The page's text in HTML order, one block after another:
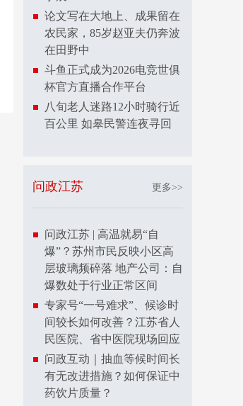
论文写在大地上、成果留在
农民家，85岁赵亚夫仍奔波
在田野中
斗鱼正式成为2026电竞世俱
杯官方直播合作平台
八旬老人迷路12小时骑行近
百公里 如皋民警连夜寻回
问政江苏 更多>>
问政江苏 | 高温就易“自
爆”？苏州市民反映小区高
层玻璃频碎落 地产公司：自
爆数处于行业正常区间
专家号“一号难求”、候诊时
间较长如何改善？江苏省人
民医院、省中医院现场回应
问政互动｜抽血等候时间长
有无改进措施？如何保证中
药饮片质量？